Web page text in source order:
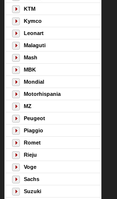
KTM
Kymco
Leonart
Malaguti
Mash
MBK
Mondial
Motorhispania
MZ
Peugeot
Piaggio
Romet
Rieju
Voge
Sachs
Suzuki